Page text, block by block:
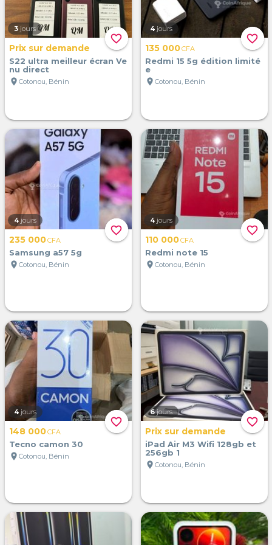
favorite_border
3 jours
Prix sur demande
S22 ultra meilleur écran Ve
nu direct
location_on Cotonou, Bénin
favorite_border
4 jours
135 000CFA
Redmi 15 5g édition limité
e
location_on Cotonou, Bénin
favorite_border
4 jours
235 000CFA
Samsung a57 5g
location_on Cotonou, Bénin
favorite_border
4 jours
110 000CFA
Redmi note 15
location_on Cotonou, Bénin
favorite_border
4 jours
148 000CFA
Tecno camon 30
location_on Cotonou, Bénin
favorite_border
6 jours
Prix sur demande
iPad Air M3 Wifi 128gb et
256gb 1
location_on Cotonou, Bénin